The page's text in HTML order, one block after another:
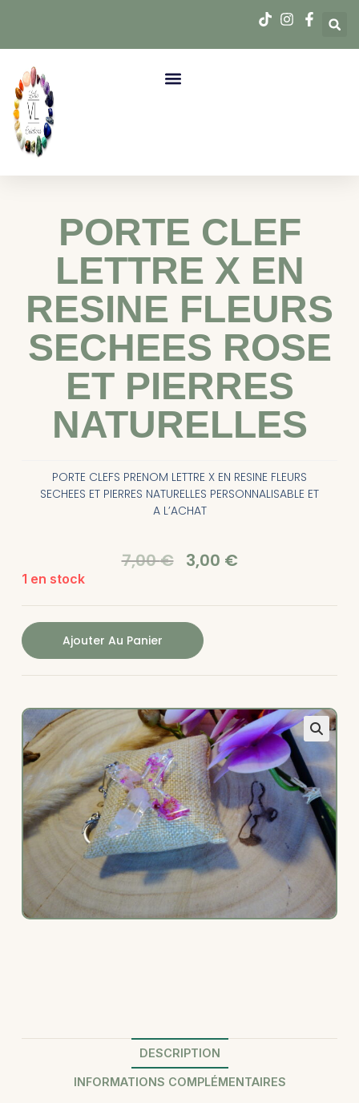
PORTE CLEF
LETTRE X EN
RESINE FLEURS
SECHEES ROSE
ET PIERRES
NATURELLES
PORTE CLEFS PRENOM LETTRE X EN RESINE FLEURS
SECHEES ET PIERRES NATURELLES PERSONNALISABLE ET
A L’ACHAT
7,00€ 3,00 €
1 en stock
Ajouter Au Panier
DESCRIPTION
INFORMATIONS COMPLÉMENTAIRES